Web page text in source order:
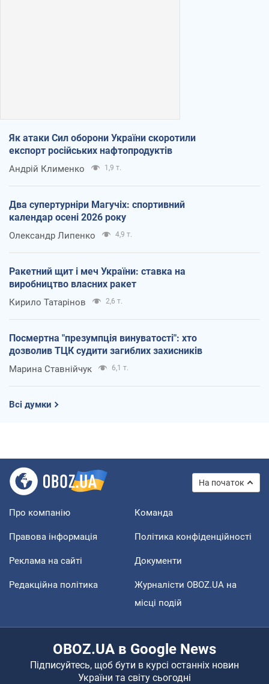
Як атаки Сил оборони України скоротили
експорт російських нафтопродуктів
Андрій Клименко 1,9 т.
Два супертурніри Магучіх: спортивний
календар осені 2026 року
Олександр Липенко 4,9 т.
Ракетний щит і меч України: ставка на
виробництво власних ракет
Кирило Татарінов 2,6 т.
Посмертна "презумпція винуватості": хто
дозволив ТЦК судити загиблих захисників
Марина Ставнійчук 6,1 т.
Всі думки
На початок
Про компанію Команда
Правова інформація Політика конфіденційності
Реклама на сайті Документи
Редакційна політика
Журналісти OBOZ.UA на
місці подій
OBOZ.UA в Google News
Підписуйтесь, щоб бути в курсі останніх новин
України та світу сьогодні